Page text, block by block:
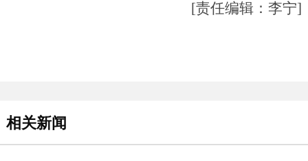
[责任编辑：李宁]
相关新闻